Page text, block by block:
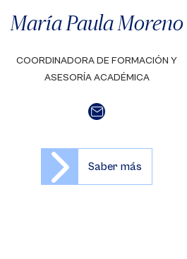
María Paula Moreno
COORDINADORA DE FORMACIÓN Y
ASESORÍA ACADÉMICA
Saber más